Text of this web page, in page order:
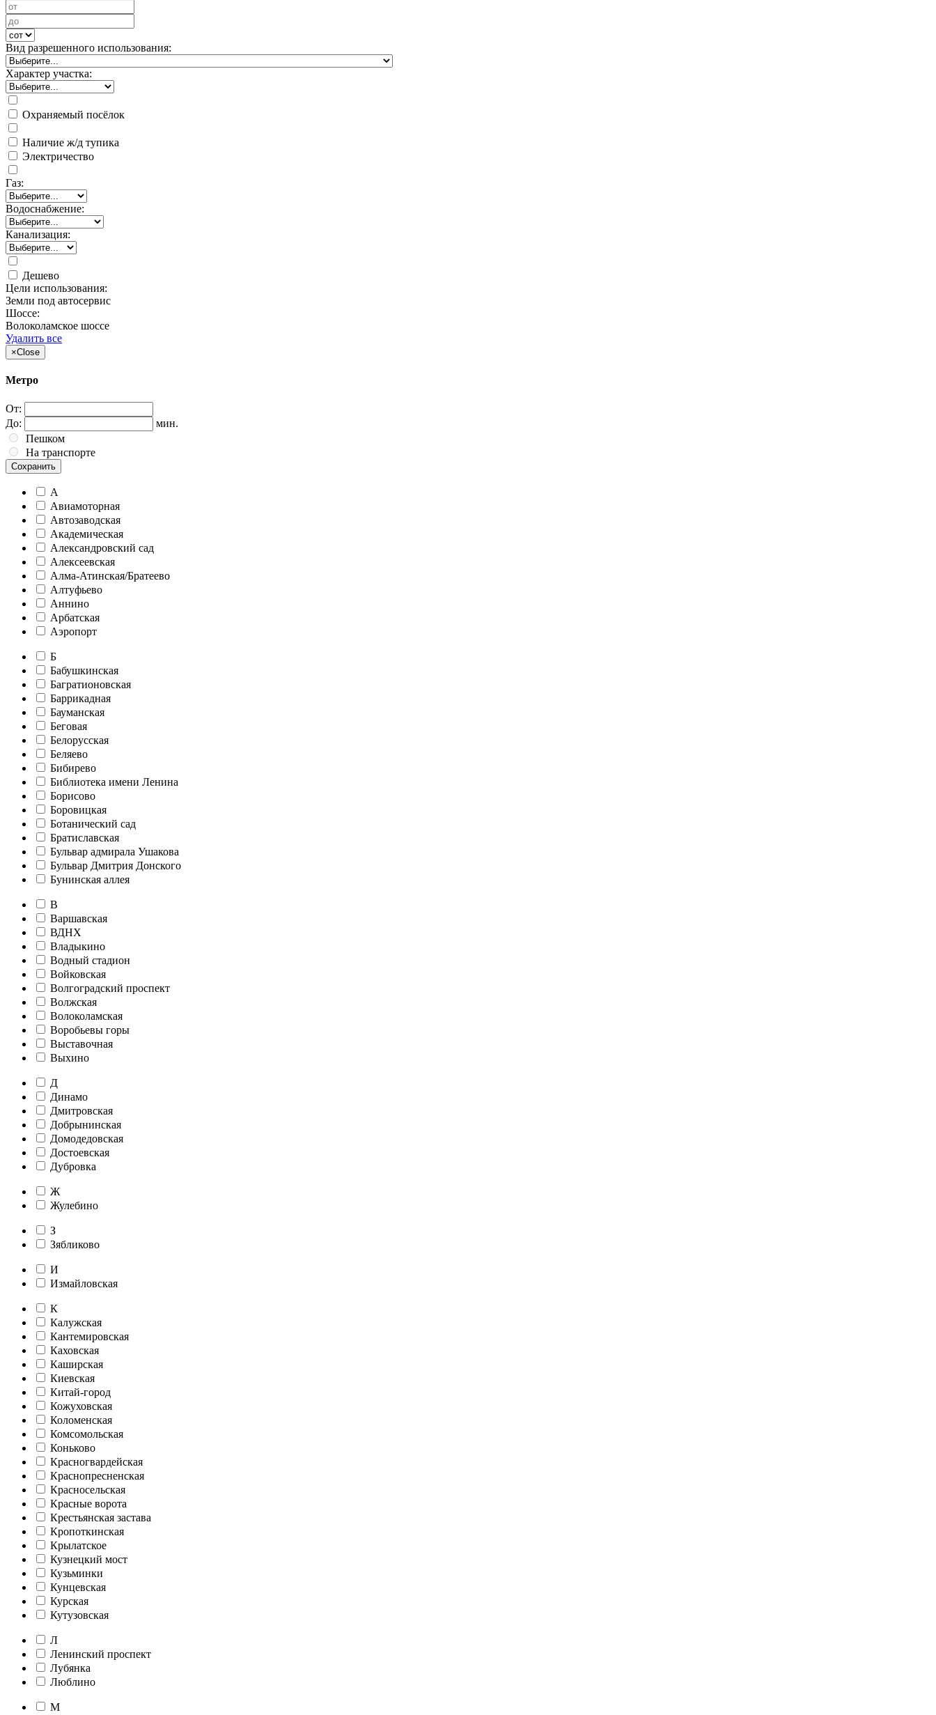
Вид разрешенного использования:
Характер участка:
Охраняемый посёлок
Наличие ж/д тупика
Электричество
Газ:
Водоснабжение:
Канализация:
Дешево
Цели использования:
Земли под автосервис
Шоссе:
Волоколамское шоссе
Удалить все
×Close
Метро
От:
До:
мин.
Пешком
На транспорте
Сохранить
А
Авиамоторная
Автозаводская
Академическая
Александровский сад
Алексеевская
Алма-Атинская/Братеево
Алтуфьево
Аннино
Арбатская
Аэропорт
Б
Бабушкинская
Багратионовская
Баррикадная
Бауманская
Беговая
Белорусская
Беляево
Бибирево
Библиотека имени Ленина
Борисово
Боровицкая
Ботанический сад
Братиславская
Бульвар адмирала Ушакова
Бульвар Дмитрия Донского
Бунинская аллея
В
Варшавская
ВДНХ
Владыкино
Водный стадион
Войковская
Волгоградский проспект
Волжская
Волоколамская
Воробьевы горы
Выставочная
Выхино
Д
Динамо
Дмитровская
Добрынинская
Домодедовская
Достоевская
Дубровка
Ж
Жулебино
З
Зябликово
И
Измайловская
К
Калужская
Кантемировская
Каховская
Каширская
Киевская
Китай-город
Кожуховская
Коломенская
Комсомольская
Коньково
Красногвардейская
Краснопресненская
Красносельская
Красные ворота
Крестьянская застава
Кропоткинская
Крылатское
Кузнецкий мост
Кузьминки
Кунцевская
Курская
Кутузовская
Л
Ленинский проспект
Лубянка
Люблино
М